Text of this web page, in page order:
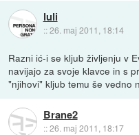
luli
::26. maj 2011, 18:14
Razni ić-i se kljub življenju v
navijajo za svoje klavce in s
"njihovi" kljub temu še vedno
Brane2
::26. maj 2011, 18:17